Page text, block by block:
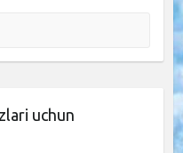
uchun